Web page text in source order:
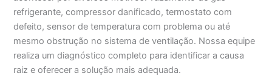
refrigerante, compressor danificado, termostato com
defeito, sensor de temperatura com problema ou até
mesmo obstrução no sistema de ventilação. Nossa equipe
realiza um diagnóstico completo para identificar a causa
raiz e oferecer a solução mais adequada.